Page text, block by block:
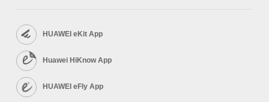
HUAWEI eKit App
Huawei HiKnow App
HUAWEI eFly App